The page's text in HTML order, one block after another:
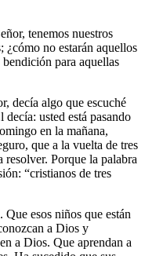
tenemos nuestros
¿cómo no estarán aquellos
para aquellas
decía algo que escuché
usted está pasando
en la mañana,
que a la vuelta de tres
resolver. Porque la palabra
“cristianos de tres
esos niños que están
a Dios y
a Dios. Que aprendan a